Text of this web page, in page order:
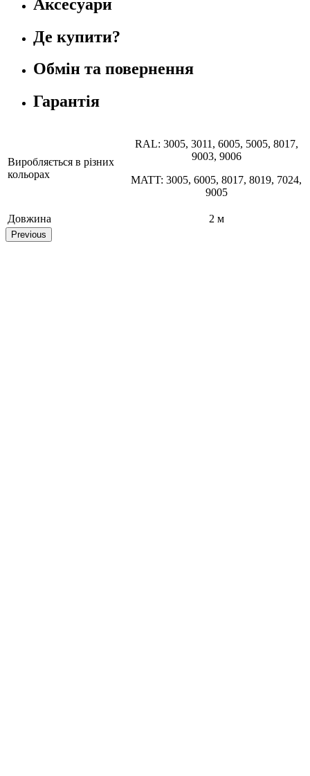
Аксесуари
Де купити?
Обмін та повернення
Гарантія
Виробляється в різних
кольорах
RAL: 3005, 3011, 6005, 5005, 8017,
9003, 9006
MATT: 3005, 6005, 8017, 8019, 7024,
9005
Довжина 2 м
Previous